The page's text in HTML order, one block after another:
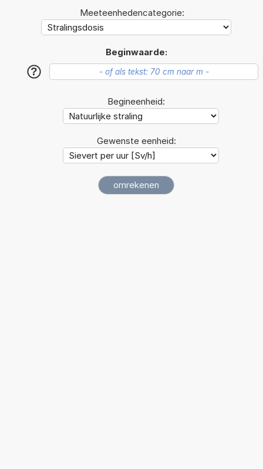
Meeteenhedencategorie:
Beginwaarde:
?
Begineenheid:
Gewenste eenheid: